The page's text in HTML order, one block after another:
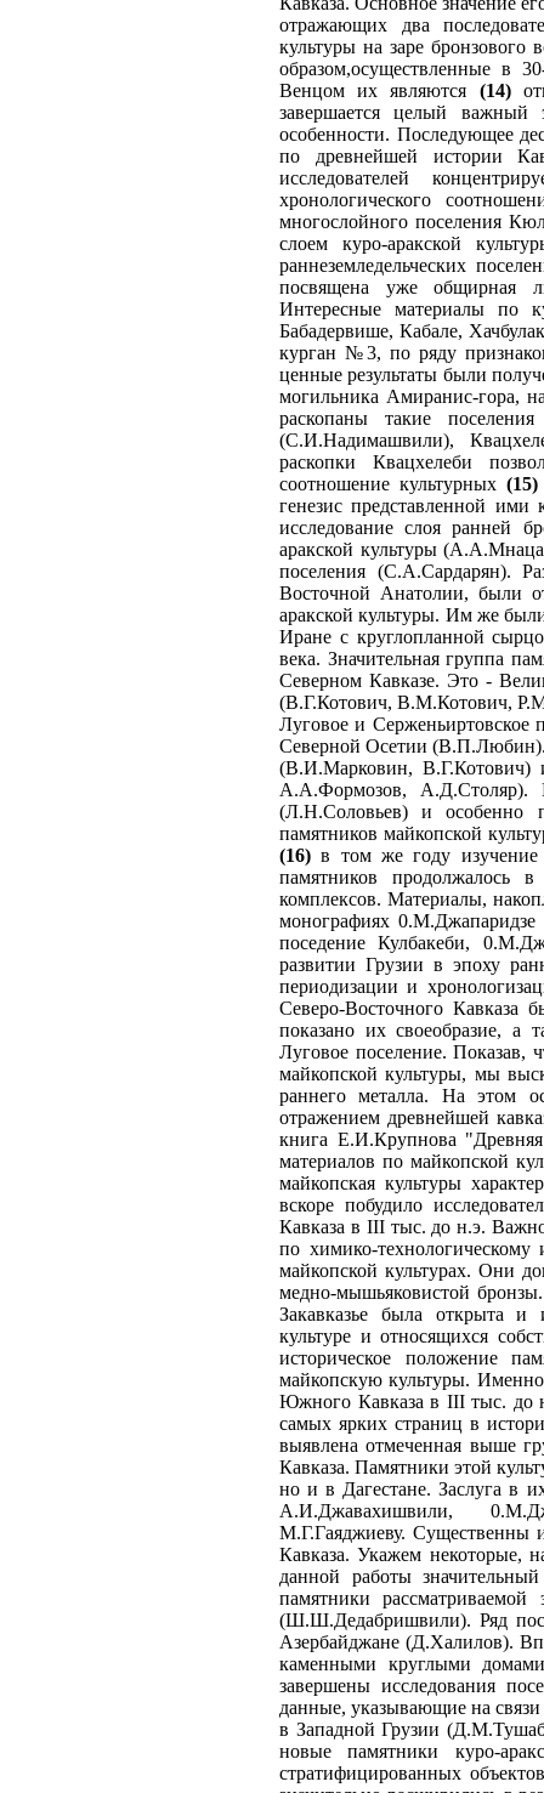
отражающих два
культуры на заре бронзового
образом,осуществленные в
Венцом их являются (14)
завершается целый важный
особенности. Последующее
по древнейшей истории
исследователей
хронологического
многослойного поселения
слоем куро-аракской
раннеземледельческих
посвящена уже общирная
Интересные материалы по
Бабадервише, Кабале,
курган №3, по ряду
ценные результаты были
могильника Амиранис-гора,
раскопаны такие поселения
(С.И.Надимашвили),
раскопки Квацхелеби
соотношение культурных(15)
генезис представленной
исследование слоя ранней
аракской культуры
поселения (С.А.Сардарян).
Восточной Анатолии, были
аракской культуры. Им же
Иране с круглопланной
века. Значительная группа
Северном Кавказе. Это -
(В.Г.Котович, В.М.Котович,
Луговое и
Северной Осетии (В.П.Любин).
(В.И.Марковин, В.Г.Котович)
А.А.Формозов, А.Д.Столяр).
(Л.Н.Соловьев) и особенно
памятников майкопской
(16) в том же году изучение
памятников продолжалось
комплексов. Материалы,
монографиях
поседение Кулбакеби,
развитии Грузии в эпоху
периодизации и
Северо-Восточного Кавказа
показано их своеобразие, а
Луговое поселение. Показав,
майкопской культуры, мы
раннего металла. На этом
отражением древнейшей
книга Е.И.Крупнова
материалов по майкопской
майкопская культуры
вскоре побудило
Кавказа в III тыс. до н.э.
по химико-технологическому
майкопской культурах. Они
медно-мышьяковистой
Закавказье была открыта и
культуре и относящихся
историческое положение
майкопскую культуры.
Южного Кавказа в III тыс. до
самых ярких страниц в
выявлена отмеченная выше
Кавказа. Памятники этой
но и в Дагестане. Заслуга в
А.И.Джавахишвили,
М.Г.Гаяджиеву. Существенны
Кавказа. Укажем некоторые,
данной работы
памятники
(Ш.Ш.Дедабришвили). Ряд
Азербайджане (Д.Халилов).
каменными круглыми
завершены исследования
данные, указывающие на
в Западной Грузии
новые памятники куро-
стратифицированных